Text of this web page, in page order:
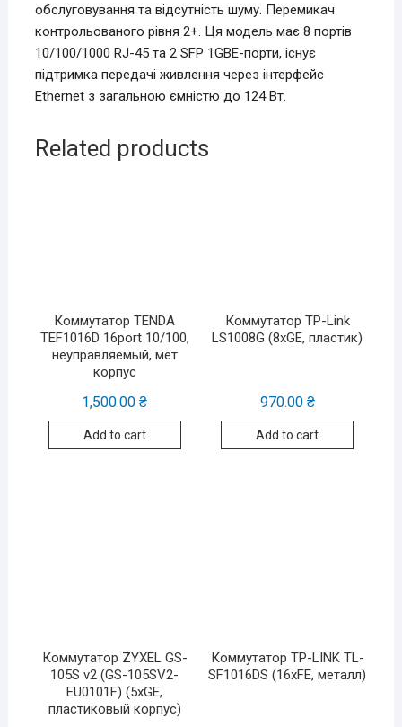
обслуговування та відсутність шуму. Перемикач
контрольованого рівня 2+. Ця модель має 8 портів
10/100/1000 RJ-45 та 2 SFP 1GBE-порти, існує
підтримка передачі живлення через інтерфейс
Ethernet з загальною ємністю до 124 Вт.
Related products
Коммутатор TENDA
TEF1016D 16port 10/100,
неуправляемый, мет
корпус
1,500.00₴
Add to cart
Коммутатор TP-Link
LS1008G (8хGE, пластик)
970.00 ₴
Add to cart
Коммутатор ZYXEL GS-
105S v2 (GS-105SV2-
EU0101F) (5xGE,
пластиковый корпус)
Коммутатор TP-LINK TL-
SF1016DS (16xFE, металл)